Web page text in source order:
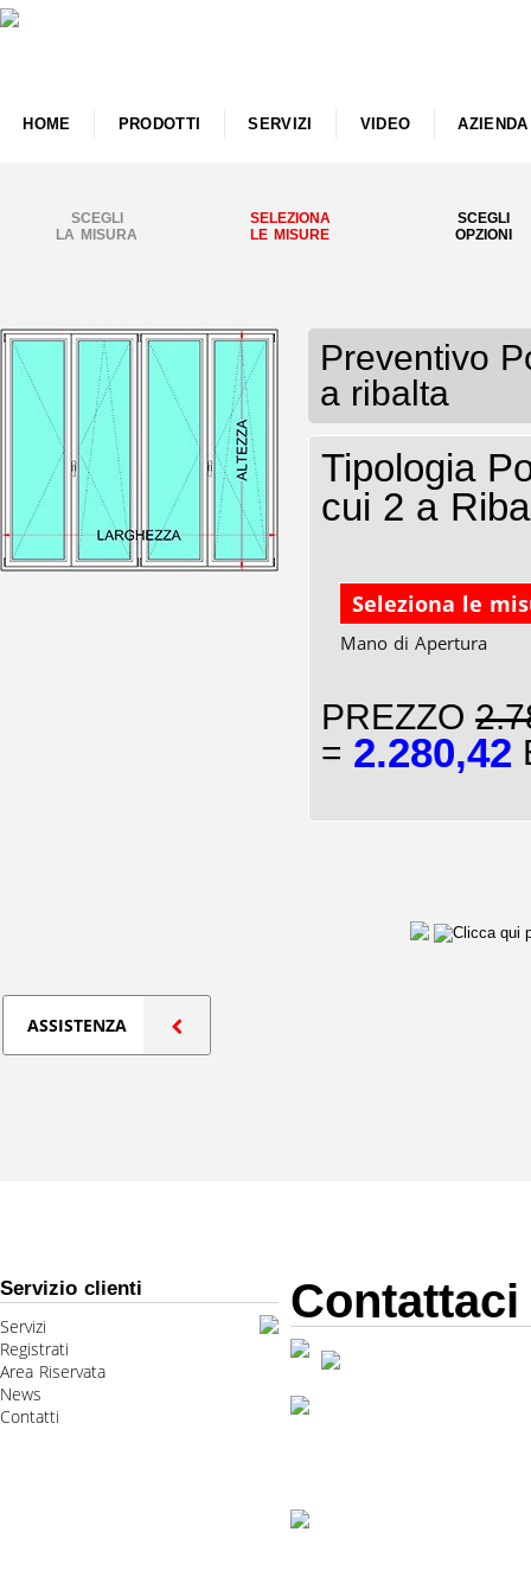
HOME PRODOTTI SERVIZI VIDEO AZIENDA
SCEGLI
LA MISURA
SELEZIONA
LE MISURE
SCEGLI
OPZIONI
Preventivo
a ribalta
Tipologia
cui 2 a
Seleziona le
Mano di Apertura
PREZZO
= 2.280,42
ASSISTENZA
Servizio clienti
Servizi
Registrati
Area Riservata
News
Contatti
Contattaci